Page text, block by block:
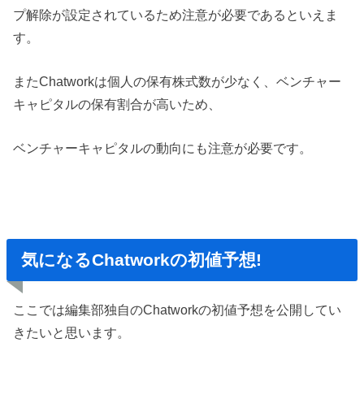
プ解除が設定されているため注意が必要であるといえま
す。
またChatworkは個人の保有株式数が少なく、ベンチャー
キャピタルの保有割合が高いため、
ベンチャーキャピタルの動向にも注意が必要です。
気になるChatworkの初値予想!
ここでは編集部独自のChatworkの初値予想を公開してい
きたいと思います。